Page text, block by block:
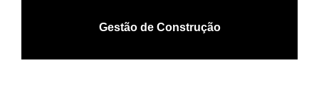
Gestão de Construção